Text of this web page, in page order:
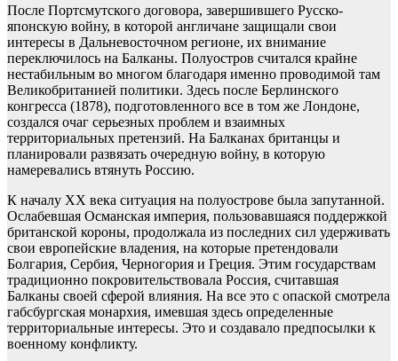
После Портсмутского договора, завершившего Русско-
японскую войну, в которой англичане защищали свои
интересы в Дальневосточном регионе, их внимание
переключилось на Балканы. Полуостров считался крайне
нестабильным во многом благодаря именно проводимой там
Великобританией политики. Здесь после Берлинского
конгресса (1878), подготовленного все в том же Лондоне,
создался очаг серьезных проблем и взаимных
территориальных претензий. На Балканах британцы и
планировали развязать очередную войну, в которую
намеревались втянуть Россию.
К началу ХХ века ситуация на полуострове была запутанной.
Ослабевшая Османская империя, пользовавшаяся поддержкой
британской короны, продолжала из последних сил удерживать
свои европейские владения, на которые претендовали
Болгария, Сербия, Черногория и Греция. Этим государствам
традиционно покровительствовала Россия, считавшая
Балканы своей сферой влияния. На все это с опаской смотрела
габсбургская монархия, имевшая здесь определенные
территориальные интересы. Это и создавало предпосылки к
военному конфликту.